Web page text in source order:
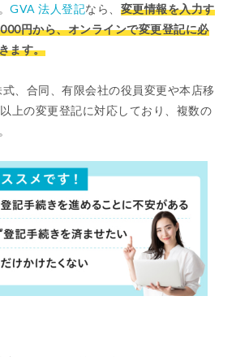
GVA 法人登記なら、 変更情報を入力す
円から、オンラインで変更登記に必
ます。
式、合同、有限会社の役員変更や本店移
上の変更登記に対応しており、複数の